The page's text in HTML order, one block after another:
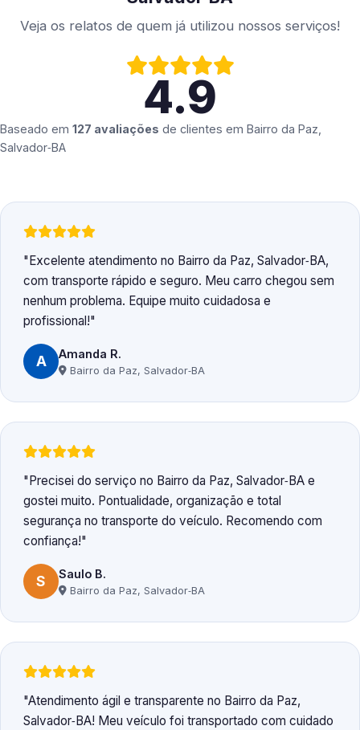
Veja os relatos de quem já utilizou nossos serviços!
4.9
Baseado em 127 avaliações de clientes em Bairro da Paz,
Salvador‑BA
Excelente atendimento no Bairro da Paz, Salvador‑BA,
com transporte rápido e seguro. Meu carro chegou sem
nenhum problema. Equipe muito cuidadosa e
profissional!
A Amanda R.
Bairro da Paz, Salvador‑BA
Precisei do serviço no Bairro da Paz, Salvador‑BA e
gostei muito. Pontualidade, organização e total
segurança no transporte do veículo. Recomendo com
confiança!
S Saulo B.
Bairro da Paz, Salvador‑BA
Atendimento ágil e transparente no Bairro da Paz,
Salvador‑BA! Meu veículo foi transportado com cuidado